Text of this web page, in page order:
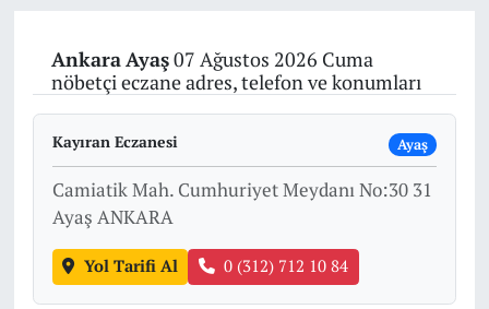
AnkaraAyaş07 Ağustos 2026 Cuma
nöbetçi eczane adres, telefon ve konumları
Kayıran Eczanesi Ayaş
Camiatik Mah. Cumhuriyet Meydanı No:30 31
Ayaş ANKARA
Yol Tarifi Al 0 (312) 712 10 84